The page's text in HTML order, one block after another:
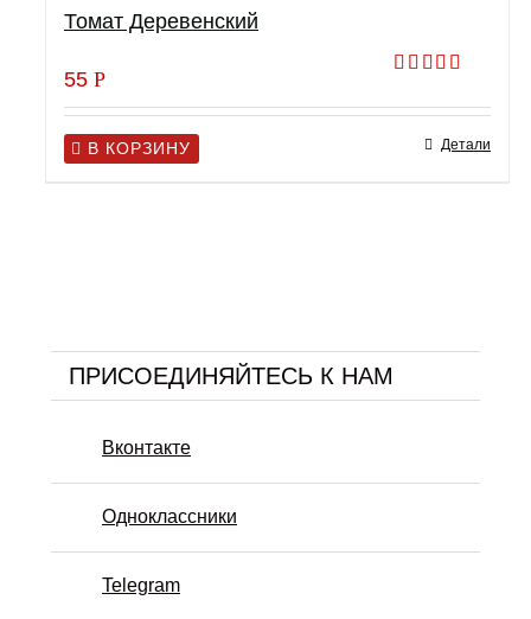
Томат Деревенский
5.00из 5
55 Р
В КОРЗИНУ Детали
ПРИСОЕДИНЯЙТЕСЬ К НАМ
Вконтакте
Одноклассники
Telegram